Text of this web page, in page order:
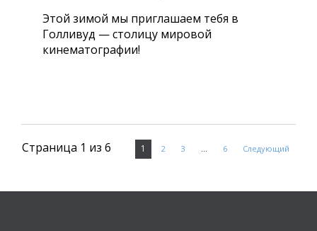
Этой зимой мы приглашаем тебя в
Голливуд — столицу мировой
кинематографии!
Страница 1 из 6 1 2 3 … 6 Следующий